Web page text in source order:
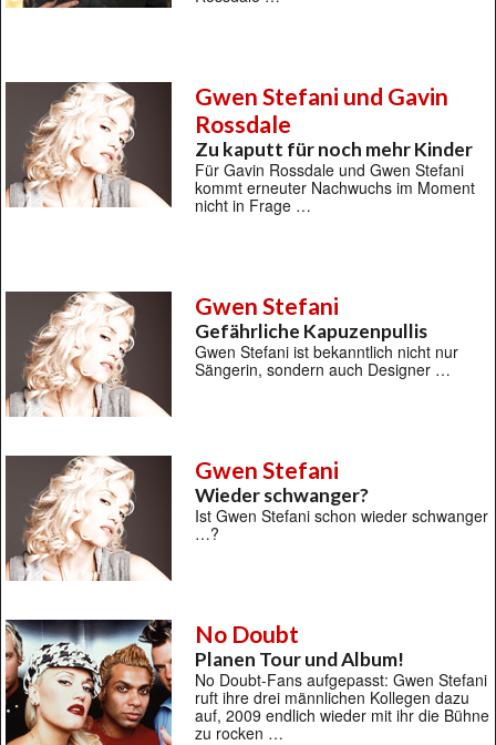
Gwen Stefani und Gavin
Rossdale
Zu kaputt für noch mehr Kinder
Für Gavin Rossdale und Gwen Stefani
kommt erneuter Nachwuchs im Moment
nicht in Frage …
Gwen Stefani
Gefährliche Kapuzenpullis
Gwen Stefani ist bekanntlich nicht nur
Sängerin, sondern auch Designer …
Gwen Stefani
Wieder schwanger?
Ist Gwen Stefani schon wieder schwanger
…?
No Doubt
Planen Tour und Album!
No Doubt-Fans aufgepasst: Gwen Stefani
ruft ihre drei männlichen Kollegen dazu
auf, 2009 endlich wieder mit ihr die Bühne
zu rocken …